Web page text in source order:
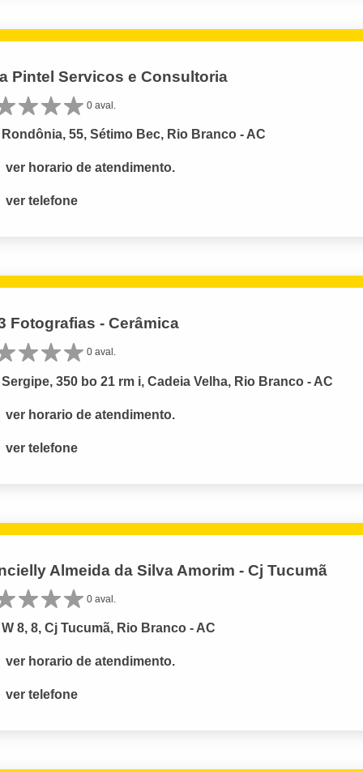
Pintel Servicos e Consultoria
0 aval.
55, Sétimo Bec, Rio Branco - AC
ver horario de atendimento.
ver telefone
Fotografias - Cerâmica
0 aval.
350 bo 21 rm i, Cadeia Velha, Rio Branco - AC
ver horario de atendimento.
ver telefone
Almeida da Silva Amorim - Cj Tucumã
0 aval.
8, 8, Cj Tucumã, Rio Branco - AC
ver horario de atendimento.
ver telefone